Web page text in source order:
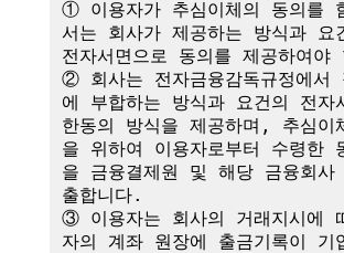
① 이용자가 추심이체의 동의를
서는 회사가 제공하는 방식과 요
전자서면으로 동의를 제공하여야
② 회사는 전자금융감독규정에서
에 부합하는 방식과 요건의 전자
한동의 방식을 제공하며, 추심이
을 위하여 이용자로부터 수령한
을 금융결제원 및 해당 금융회사
출합니다.
③ 이용자는 회사의 거래지시에
자의 계좌 원장에 출금기록이 기